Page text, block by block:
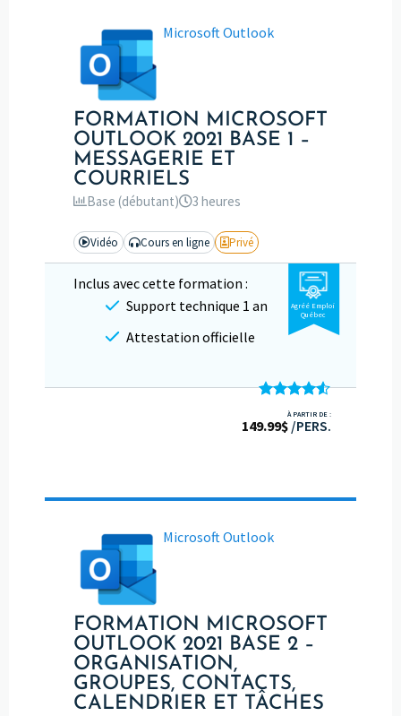
Microsoft Outlook
FORMATION MICROSOFT
OUTLOOK 2021 BASE 1 –
MESSAGERIE ET
COURRIELS
Base (débutant) 3 heures
Vidéo Cours en ligne Privé
Inclus avec cette formation :
Support technique 1 an
Attestation officielle
Agréé Emploi
Québec
Note4.50
sur 5
À PARTIR DE :
149.99$ /PERS.
Microsoft Outlook
FORMATION MICROSOFT
OUTLOOK 2021 BASE 2 –
ORGANISATION,
GROUPES, CONTACTS,
CALENDRIER ET TÂCHES